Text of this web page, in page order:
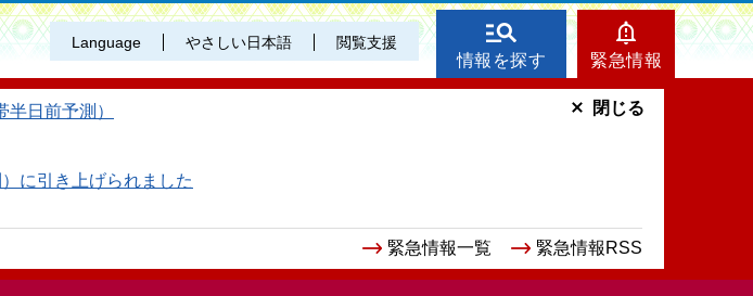
Language やさしい日本語 閲覧支援
情報を探す 緊急情報
日前予測）
に引き上げられました
緊急情報一覧 緊急情報RSS
閉じる